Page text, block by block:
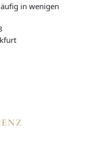
in wenigen